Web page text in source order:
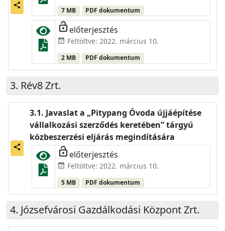
share
7 MB PDF dokumentum
lock_open előterjesztés
event_available Feltöltve: 2022. március 10.
2 MB PDF dokumentum
Rév8 Zrt.
share
Javaslat a „Pitypang Óvoda újjáépítése
vállalkozási szerződés keretében” tárgyú
közbeszerzési eljárás megindítására
lock_open előterjesztés
event_available Feltöltve: 2022. március 10.
5 MB PDF dokumentum
Józsefvárosi Gazdálkodási Központ Zrt.